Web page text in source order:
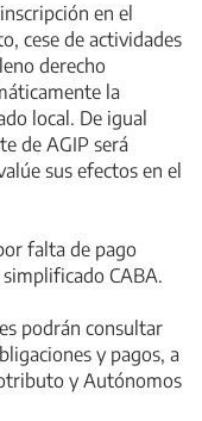
en el
cese de actividades
derecho
la
local. De igual
de AGIP será
sus efectos en el
falta de pago
CABA.
podrán consultar
y pagos, a
y Autónomos